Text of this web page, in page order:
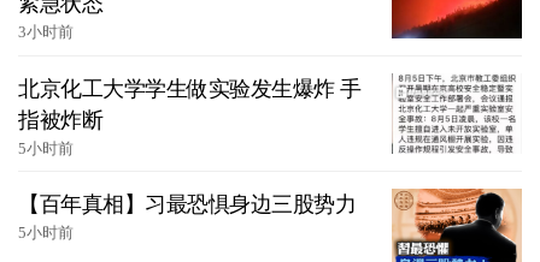
3小时前
北京化工大学学生做实验发生爆炸 手
指被炸断
5小时前
【百年真相】习最恐惧身边三股势力
5小时前